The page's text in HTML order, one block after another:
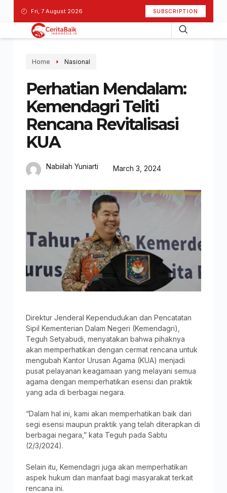
Fri, 7 August 2026 SUBSCRIPTION
Home Nasional
Perhatian Mendalam:
Kemendagri Teliti
Rencana Revitalisasi
KUA
Nabiilah Yuniarti March 3, 2024
Direktur Jenderal Kependudukan dan Pencatatan
Sipil Kementerian Dalam Negeri (Kemendagri),
Teguh Setyabudi, menyatakan bahwa pihaknya
akan memperhatikan dengan cermat rencana untuk
mengubah Kantor Urusan Agama (KUA) menjadi
pusat pelayanan keagamaan yang melayani semua
agama dengan memperhatikan esensi dan praktik
yang ada di berbagai negara.
“Dalam hal ini, kami akan memperhatikan baik dari
segi esensi maupun praktik yang telah diterapkan di
berbagai negara,” kata Teguh pada Sabtu
(2/3/2024).
Selain itu, Kemendagri juga akan memperhatikan
aspek hukum dan manfaat bagi masyarakat terkait
rencana ini.